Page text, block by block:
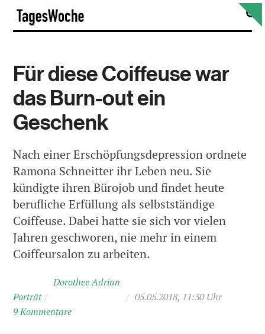
Skip
content
Für diese Coiffeuse war
das Burn-out ein
Geschenk
Nach einer Erschöpfungsdepression ordnete
Ramona Schneitter ihr Leben neu. Sie
kündigte ihren Bürojob und findet heute
berufliche Erfüllung als selbstständige
Coiffeuse. Dabei hatte sie sich vor vielen
Jahren geschworen, nie mehr in einem
Coiffeursalon zu arbeiten.
Porträt /
Dorothee Adrian
/ 05.05.2018, 11:30 Uhr
9 Kommentare